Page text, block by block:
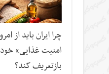
چرا ایران باید از
امنیت غذایی» خود
بازتعریف کند؟